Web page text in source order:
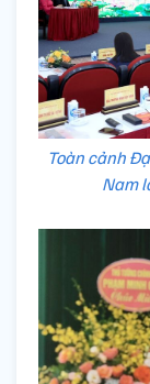
Toàn cảnh
Nam